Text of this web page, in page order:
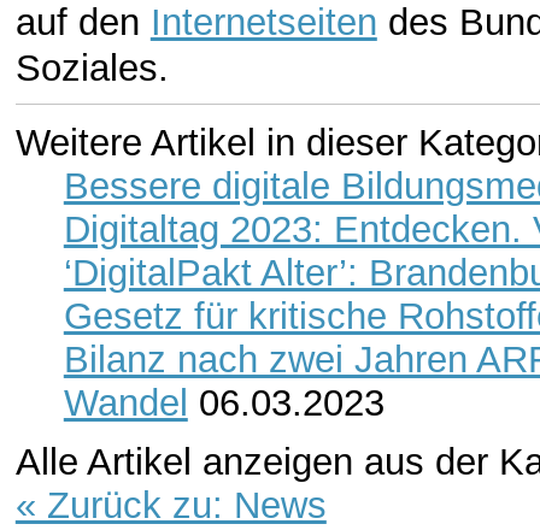
auf den Internetseiten des
Soziales.
Weitere Artikel in dieser
Bessere digitale
Digitaltag 2023: Entdecken.
‘DigitalPakt Alter’:
Gesetz für kritische
Bilanz nach zwei Jahren
Wandel 06.03.2023
Alle Artikel anzeigen aus der
« Zurück zu: News